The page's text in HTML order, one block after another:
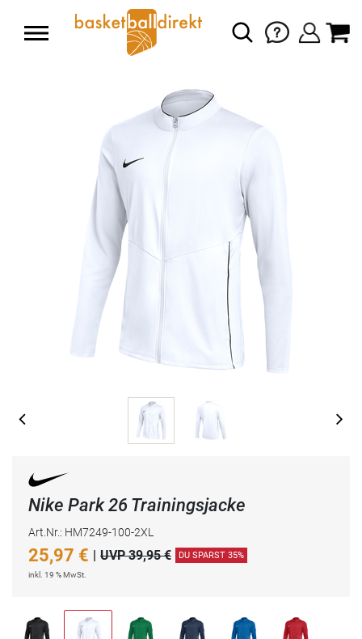
Nike Park 26 Trainingsjacke
Art.Nr.: HM7249-100-2XL
25,97 € | UVP 39,95 € DU SPARST 35%
inkl. 19 % MwSt.